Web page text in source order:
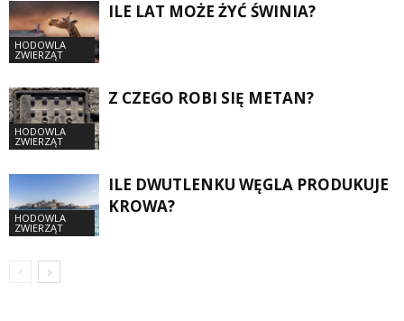
HODOWLA
ZWIERZĄT
ILE LAT MOŻE ŻYĆ ŚWINIA?
HODOWLA
ZWIERZĄT
Z CZEGO ROBI SIĘ METAN?
HODOWLA
ZWIERZĄT
ILE DWUTLENKU WĘGLA PRODUKUJE
KROWA?